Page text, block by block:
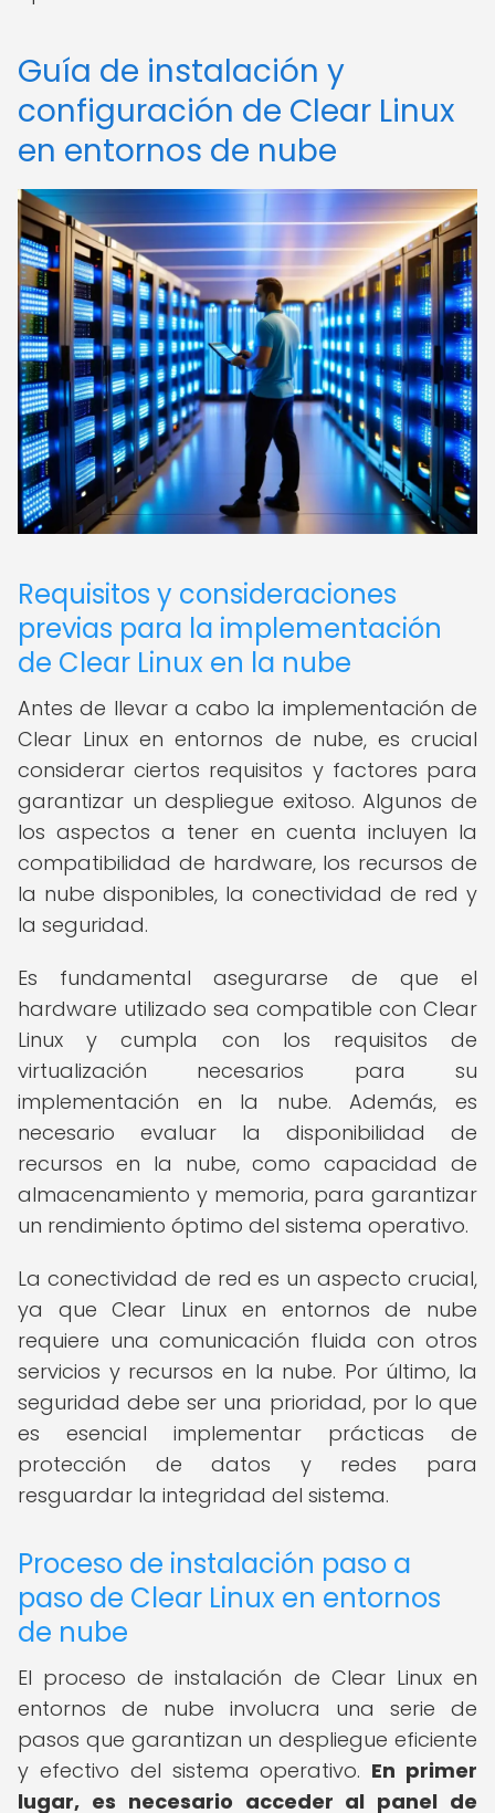
Guía de instalación y
configuración de Clear Linux
en entornos de nube
Requisitos y consideraciones
previas para la implementación
de Clear Linux en la nube
Antes de llevar a cabo la implementación de
Clear Linux en entornos de nube, es crucial
considerar ciertos requisitos y factores para
garantizar un despliegue exitoso. Algunos de
los aspectos a tener en cuenta incluyen la
compatibilidad de hardware, los recursos de
la nube disponibles, la conectividad de red y
la seguridad.
Es fundamental asegurarse de que el
hardware utilizado sea compatible con Clear
Linux y cumpla con los requisitos de
virtualización necesarios para su
implementación en la nube. Además, es
necesario evaluar la disponibilidad de
recursos en la nube, como capacidad de
almacenamiento y memoria, para garantizar
un rendimiento óptimo del sistema operativo.
La conectividad de red es un aspecto crucial,
ya que Clear Linux en entornos de nube
requiere una comunicación fluida con otros
servicios y recursos en la nube. Por último, la
seguridad debe ser una prioridad, por lo que
es esencial implementar prácticas de
protección de datos y redes para
resguardar la integridad del sistema.
Proceso de instalación paso a
paso de Clear Linux en entornos
de nube
El proceso de instalación de Clear Linux en
entornos de nube involucra una serie de
pasos que garantizan un despliegue eficiente
y efectivo del sistema operativo. En primer
lugar, es necesario acceder al panel de